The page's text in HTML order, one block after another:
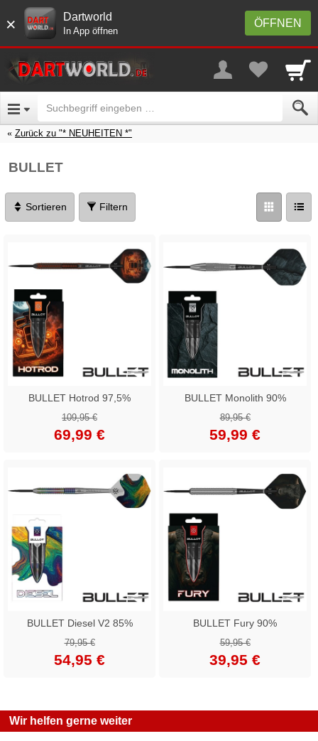
× ÖFFNEN
Dartworld
In App öffnen
Zurück zu "* NEUHEITEN *"
BULLET
Sortieren Filtern
BULLET Hotrod 97,5%
109,95 €
69,99 €
BULLET Monolith 90%
89,95 €
59,99 €
BULLET Diesel V2 85%
79,95 €
54,95 €
BULLET Fury 90%
59,95 €
39,95 €
Wir helfen gerne weiter